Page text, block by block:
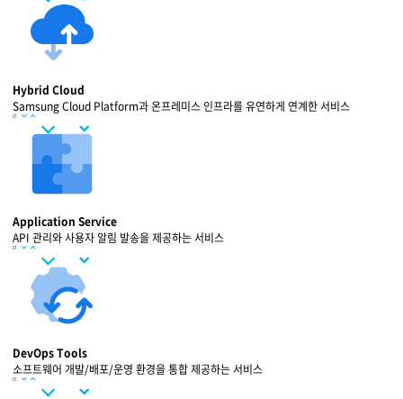
Hybrid Cloud
Samsung Cloud Platform과 온프레미스 인프라를 유연하게 연계한 서비스
Application Service
API 관리와 사용자 알림 발송을 제공하는 서비스
DevOps Tools
소프트웨어 개발/배포/운영 환경을 통합 제공하는 서비스